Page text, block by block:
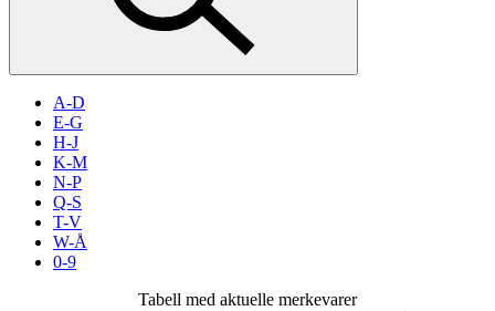
Aktiviteter
Inspirasjon
Søk
A-D
E-G
H-J
K-M
N-P
Q-S
T-V
W-Å
0-9
Tabell med aktuelle merkevarer